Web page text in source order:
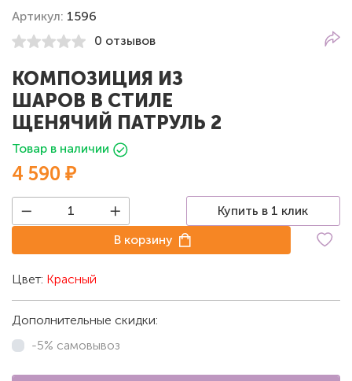
Артикул: 1596
0 отзывов
КОМПОЗИЦИЯ ИЗ
ШАРОВ В СТИЛЕ
ЩЕНЯЧИЙ ПАТРУЛЬ 2
Товар в наличии
4 590 ₽
Купить в 1 клик
В корзину
Цвет: Красный
Дополнительные скидки:
-5% самовывоз